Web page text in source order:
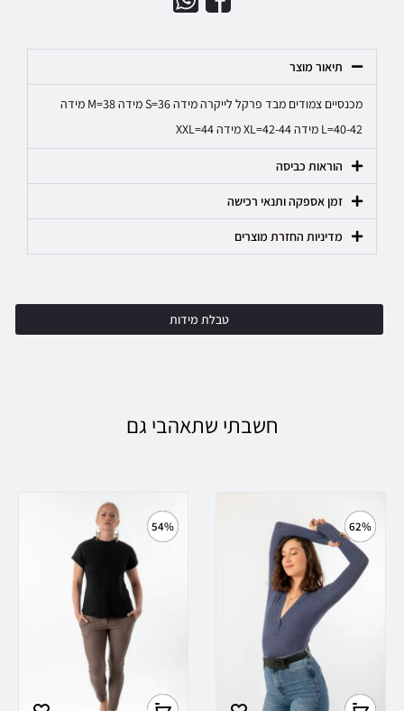
טבלת מידות
תיאור מוצר
מכנסיים צמודים מבד פרקל לייקרה מידה S=36 מידה M=38 מידה
L=40-42 מידה XL=42-44 מידה XXL=44
הוראות כביסה
זמן אספקה ותנאי רכישה
מדיניות החזרת מוצרים
חשבתי שתאהבי גם
62%
54%